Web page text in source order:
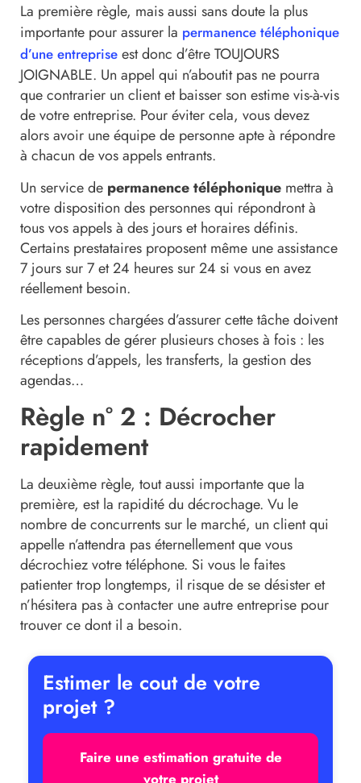
La première règle, mais aussi sans doute la plus
importante pour assurer la permanence téléphonique
d’une entreprise est donc d’être TOUJOURS
JOIGNABLE. Un appel qui n’aboutit pas ne pourra
que contrarier un client et baisser son estime vis-à-vis
de votre entreprise. Pour éviter cela, vous devez
alors avoir une équipe de personne apte à répondre
à chacun de vos appels entrants.
Un service de permanence téléphonique mettra à
votre disposition des personnes qui répondront à
tous vos appels à des jours et horaires définis.
Certains prestataires proposent même une assistance
7 jours sur 7 et 24 heures sur 24 si vous en avez
réellement besoin.
Les personnes chargées d’assurer cette tâche doivent
être capables de gérer plusieurs choses à fois : les
réceptions d’appels, les transferts, la gestion des
agendas…
Règle n° 2 : Décrocher
rapidement
La deuxième règle, tout aussi importante que la
première, est la rapidité du décrochage. Vu le
nombre de concurrents sur le marché, un client qui
appelle n’attendra pas éternellement que vous
décrochiez votre téléphone. Si vous le faites
patienter trop longtemps, il risque de se désister et
n’hésitera pas à contacter une autre entreprise pour
trouver ce dont il a besoin.
Estimer le cout de votre
projet ?
Faire une estimation gratuite de
votre projet